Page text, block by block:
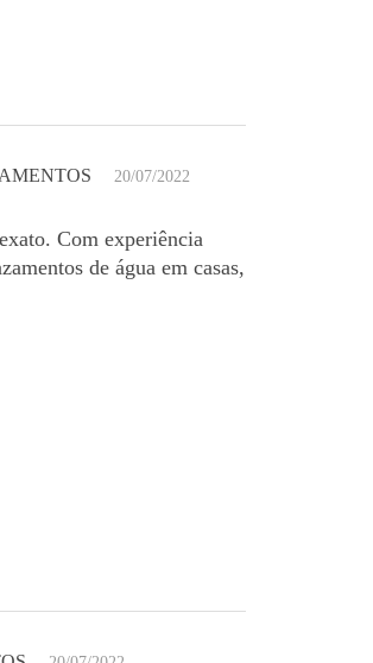
20/07/2022
Com experiência
de água em casas,